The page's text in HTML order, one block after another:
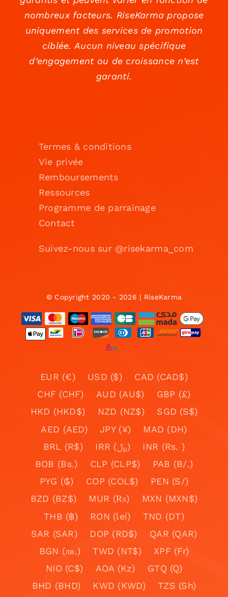
nombreux facteurs. RiseKarma propose
uniquement des services de promotion
ciblée. Aucun niveau spécifique
d’engagement ou de croissance n’est
garanti.
Termes & conditions
Vie privée
Remboursements
Ressources
Programme de parrainage
Contact
Suivez-nous sur @risekarma_com
© Copyright 2020 - 2026 | RiseKarma
EUR (€) USD ($)
CAD (CAD$)
CHF (CHF)
AUD (AU$)
GBP (£)
HKD (HKD$)
NZD (NZ$)
SGD (S$)
AED (AED)
JPY (¥)
MAD (DH)
BRL (R$)
IRR (﷼)
INR (Rs. )
BOB (Bs.)
CLP (CLP$)
PAB (B/.)
PYG (₲)
COP (COL$)
PEN (S/)
BZD (BZ$)
MUR (₨)
MXN (MXN$)
THB (฿)
RON (lei)
TND (DT)
SAR (SAR)
DOP (RD$)
QAR (QAR)
BGN (лв.)
TWD (NT$)
XPF (Fr)
NIO (C$)
AOA (Kz)
GTQ (Q)
BHD (BHD)
KWD (KWD)
TZS (Sh)